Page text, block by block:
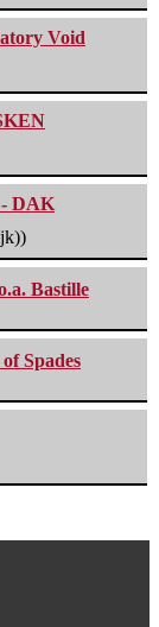
Void
DAK
Bastille
Spades